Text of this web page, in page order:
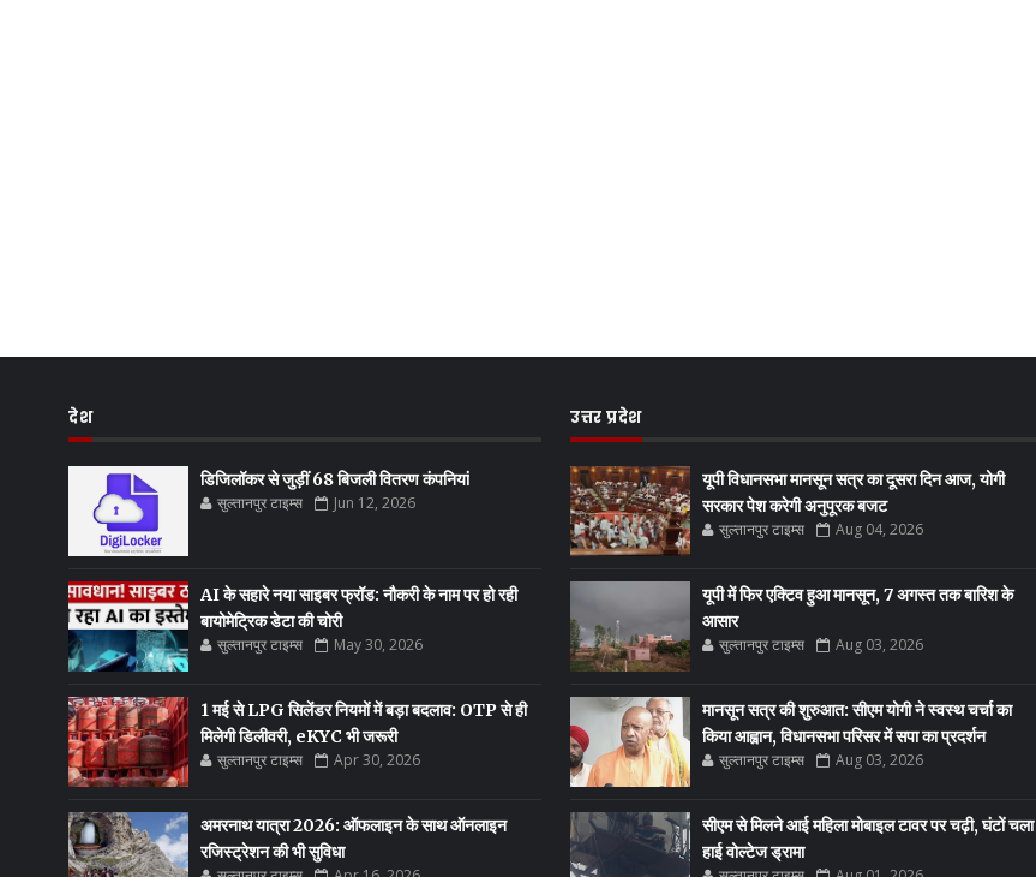
देश
डिजिलॉकर से जुड़ीं 68 बिजली वितरण कंपनियां
सुल्तानपुर टाइम्स Jun 12, 2026
AI के सहारे नया साइबर फ्रॉड: नौकरी के नाम पर हो रही
बायोमेट्रिक डेटा की चोरी
सुल्तानपुर टाइम्स May 30, 2026
1 मई से LPG सिलेंडर नियमों में बड़ा बदलाव: OTP से ही
मिलेगी डिलीवरी, eKYC भी जरूरी
सुल्तानपुर टाइम्स Apr 30, 2026
अमरनाथ यात्रा 2026: ऑफलाइन के साथ ऑनलाइन
रजिस्ट्रेशन की भी सुविधा
उत्तर प्रदेश
यूपी विधानसभा मानसून सत्र का दूसरा दिन आज, योगी
सरकार पेश करेगी अनुपूरक बजट
सुल्तानपुर टाइम्स Aug 04, 2026
यूपी में फिर एक्टिव हुआ मानसून, 7 अगस्त तक बारिश के
आसार
सुल्तानपुर टाइम्स Aug 03, 2026
मानसून सत्र की शुरुआत: सीएम योगी ने स्वस्थ चर्चा का
किया आह्वान, विधानसभा परिसर में सपा का प्रदर्शन
सुल्तानपुर टाइम्स Aug 03, 2026
सीएम से मिलने आई महिला मोबाइल टावर पर चढ़ी, घंटों चला
हाई वोल्टेज ड्रामा